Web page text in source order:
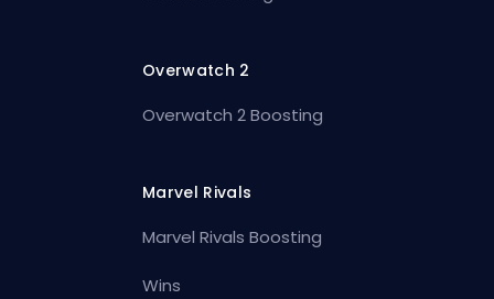
Overwatch 2
Overwatch 2 Boosting
Marvel Rivals
Marvel Rivals Boosting
Wins